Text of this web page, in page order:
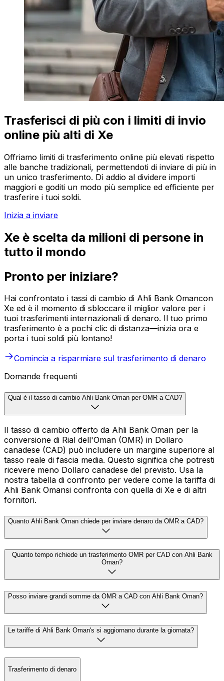
Trasferisci di più con i limiti di invio
online più alti di Xe
Offriamo limiti di trasferimento online più elevati rispetto
alle banche tradizionali, permettendoti di inviare di più in
un unico trasferimento. Dì addio al dividere importi
maggiori e goditi un modo più semplice ed efficiente per
trasferire i tuoi soldi.
Inizia a inviare
Xe è scelta da milioni di persone in
tutto il mondo
Pronto per iniziare?
Hai confrontato i tassi di cambio di Ahli Bank Omancon
Xe ed è il momento di sbloccare il miglior valore per i
tuoi trasferimenti internazionali di denaro. Il tuo primo
trasferimento è a pochi clic di distanza—inizia ora e
porta i tuoi soldi più lontano!
Comincia a risparmiare sul trasferimento di denaro
Domande frequenti
Qual è il tasso di cambio Ahli Bank Oman per OMR a CAD?
Il tasso di cambio offerto da Ahli Bank Oman per la
conversione di Rial dell'Oman (OMR) in Dollaro
canadese (CAD) può includere un margine superiore al
tasso reale di fascia media. Questo significa che potresti
ricevere meno Dollaro canadese del previsto. Usa la
nostra tabella di confronto per vedere come la tariffa di
Ahli Bank Omansi confronta con quella di Xe e di altri
fornitori.
Quanto Ahli Bank Oman chiede per inviare denaro da OMR a CAD?
Quanto tempo richiede un trasferimento OMR per CAD con Ahli Bank
Oman?
Posso inviare grandi somme da OMR a CAD con Ahli Bank Oman?
Le tariffe di Ahli Bank Oman's si aggiornano durante la giornata?
Trasferimento di denaro